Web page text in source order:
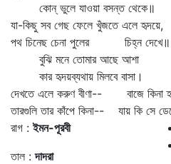
কোন্‌ ভুলে যাওয়া বসন্ত থেকে॥
যা-কিছু সব গেছ ফেলে খুঁজতে এলে হৃদয়ে,
পথ চিনেছ চেনা পুলের চিহ্ন দেখে॥
বুঝি মনে তোমার আছে আশা
কার হৃদয়ব্যথায় মিলবে বাসা।
দেখতে এলে করুণ বীণা-- বাজে কিনা
তারগুলি তার কাঁপে কিনা-- যায় কি সে
রাগ :ইমন-পূরবী
তাল :দাদরা